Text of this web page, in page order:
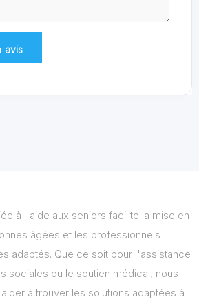
à l'aide aux seniors facilite la mise en
âgées et les professionnels
adaptés. Que ce soit pour l'assistance
sociales ou le soutien médical, nous
à trouver les solutions adaptées à